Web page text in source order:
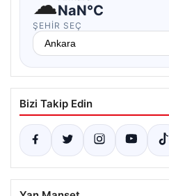
NaN°C
ŞEHIR SEÇ
Bizi Takip Edin